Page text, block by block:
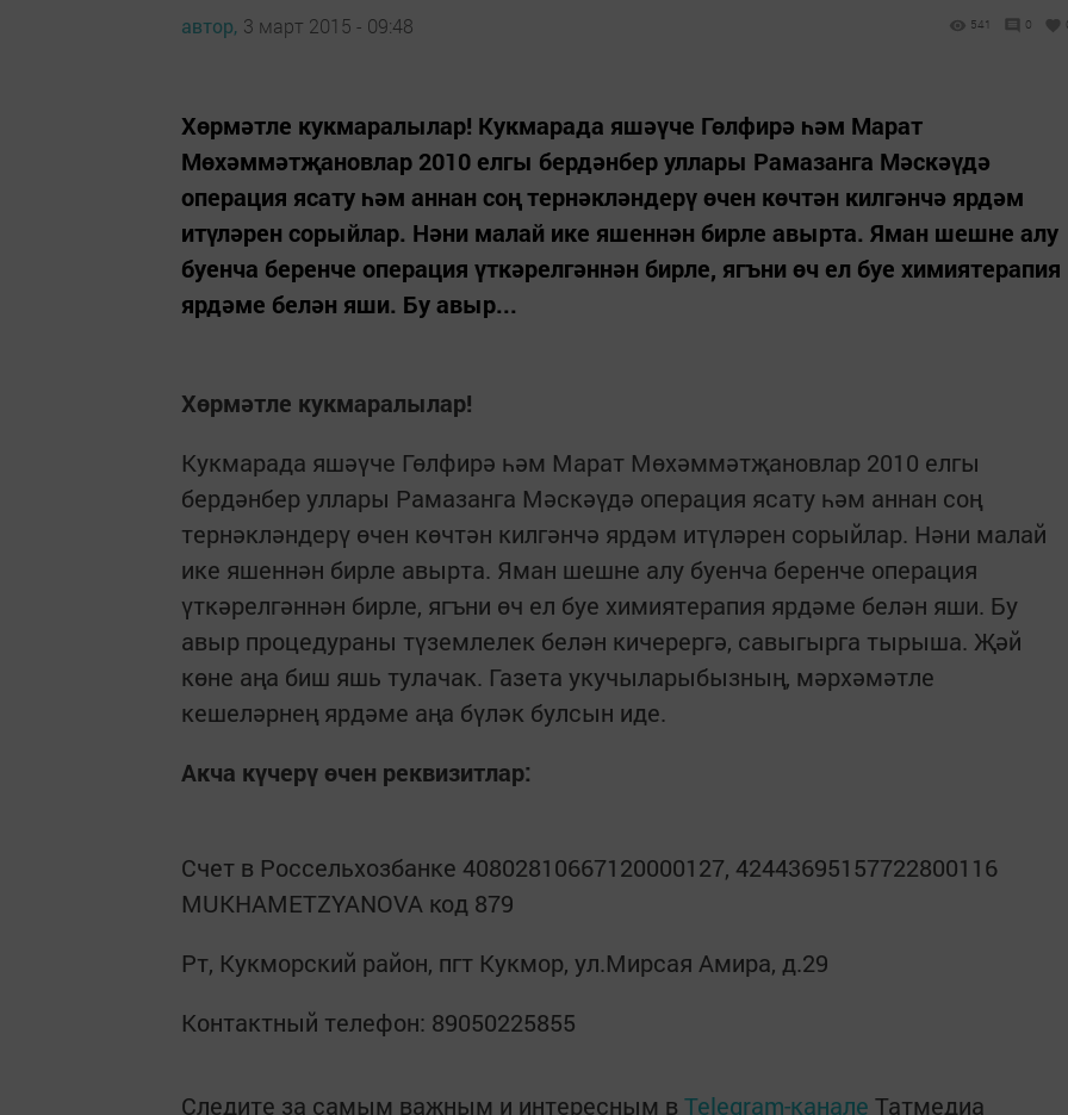
автор, 3 март 2015 - 09:48 541 0
Хөрмәтле кукмаралылар! Кукмарада яшәүче Гөлфирә һәм Марат
Мөхәммәтҗановлар 2010 елгы бердәнбер уллары Рамазанга Мәскәүдә
операция ясату һәм аннан соң тернәкләндерү өчен көчтән килгәнчә ярдәм
итүләрен сорыйлар. Нәни малай ике яшеннән бирле авырта. Яман шешне алу
буенча беренче операция үткәрелгәннән бирле, ягъни өч ел буе химиятерапия
ярдәме белән яши. Бу авыр...
Хөрмәтле кукмаралылар!
Кукмарада яшәүче Гөлфирә һәм Марат Мөхәммәтҗановлар 2010 елгы
бердәнбер уллары Рамазанга Мәскәүдә операция ясату һәм аннан соң
тернәкләндерү өчен көчтән килгәнчә ярдәм итүләрен сорыйлар. Нәни малай
ике яшеннән бирле авырта. Яман шешне алу буенча беренче операция
үткәрелгәннән бирле, ягъни өч ел буе химиятерапия ярдәме белән яши. Бу
авыр процедураны түземлелек белән кичерергә, савыгырга тырыша. Җәй
көне аңа биш яшь тулачак. Газета укучыларыбызның, мәрхәмәтле
кешеләрнең ярдәме аңа бүләк булсын иде.
Акча күчерү өчен реквизитлар:
Счет в Россельхозбанке 40802810667120000127, 42443695157722800116
MUKHAMETZYANOVA код 879
Рт, Кукморский район, пгт Кукмор, ул.Мирсая Амира, д.29
Контактный телефон: 89050225855
Следите за самым важным и интересным в Telegram-канале Татмедиа